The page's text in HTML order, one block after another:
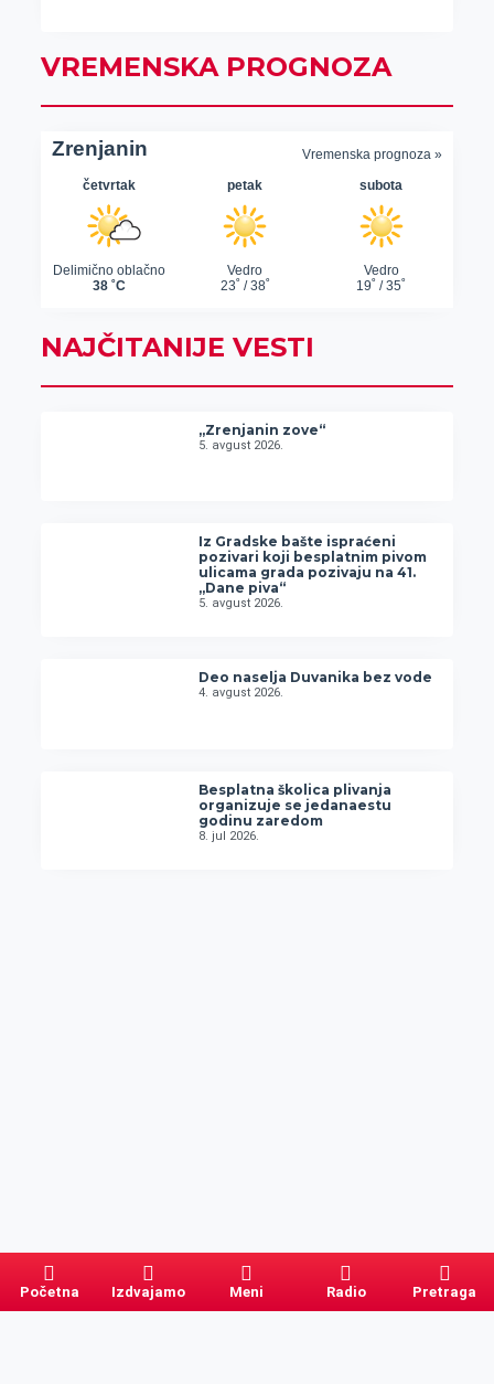
VREMENSKA PROGNOZA
NAJČITANIJE VESTI
„Zrenjanin zove“
5. avgust 2026.
Iz Gradske bašte ispraćeni
pozivari koji besplatnim pivom
ulicama grada pozivaju na 41.
„Dane piva“
5. avgust 2026.
Deo naselja Duvanika bez vode
4. avgust 2026.
Besplatna školica plivanja
organizuje se jedanaestu
godinu zaredom
8. jul 2026.
Početna Izdvajamo Meni Radio Pretraga